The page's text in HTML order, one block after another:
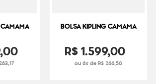
,00
BOLSA KIPLING CAMAMA
R$1.599,00
ou 6x de R$ 266,50